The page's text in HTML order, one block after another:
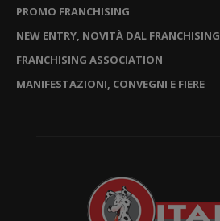
PROMO FRANCHISING
NEW ENTRY, NOVITÀ DAL FRANCHISING
FRANCHISING ASSOCIATION
MANIFESTAZIONI, CONVEGNI E FIERE